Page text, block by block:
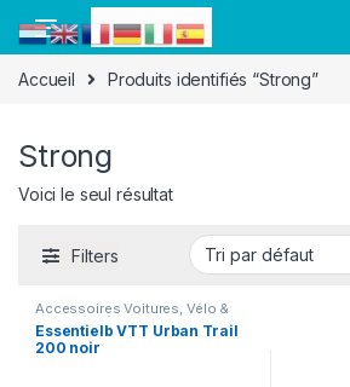
Accueil Produits identifiés “Strong”
Strong
Voici le seul résultat
Filters
Accessoires Voitures, Vélo &
GPS Vélo à assistance
électrique
Essentielb VTT Urban Trail
200 noir